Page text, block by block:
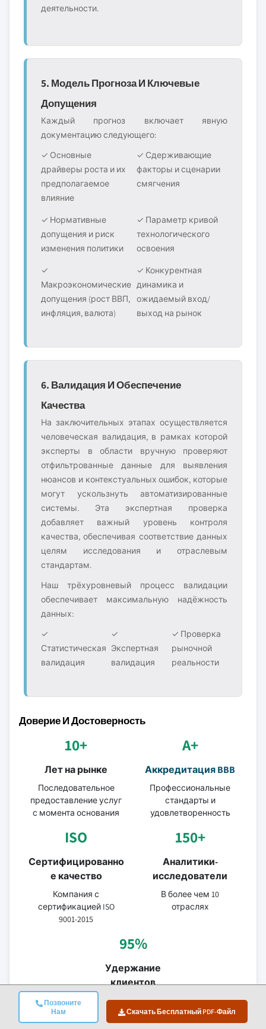
Позвоните
Нам
Скачать Бесплатный PDF-Файл
деятельности.
5. Модель Прогноза И Ключевые
Допущения
Каждый прогноз включает явную
документацию следующего:
✓ Основные
драйверы роста и их
предполагаемое
влияние
✓ Сдерживающие
факторы и сценарии
смягчения
✓ Нормативные
допущения и риск
изменения политики
✓ Параметр кривой
технологического
освоения
✓
Макроэкономические
допущения (рост ВВП,
инфляция, валюта)
✓ Конкурентная
динамика и
ожидаемый вход/
выход на рынок
6. Валидация И Обеспечение
Качества
На заключительных этапах осуществляется
человеческая валидация, в рамках которой
эксперты в области вручную проверяют
отфильтрованные данные для выявления
нюансов и контекстуальных ошибок, которые
могут ускользнуть автоматизированные
системы. Эта экспертная проверка
добавляет важный уровень контроля
качества, обеспечивая соответствие данных
целям исследования и отраслевым
стандартам.
Наш трёхуровневый процесс валидации
обеспечивает максимальную надёжность
данных:
✓
Статистическая
валидация
✓
Экспертная
валидация
✓ Проверка
рыночной
реальности
Доверие И Достоверность
10+
Лет на рынке
Последовательное
предоставление услуг
с момента основания
A+
Аккредитация BBB
Профессиональные
стандарты и
удовлетворенность
ISO
Сертифицированно
е качество
Компания с
сертификацией ISO
9001-2015
150+
Аналитики-
исследователи
В более чем 10
отраслях
95%
Удержание
клиентов
Ценность 5-летних
отношений